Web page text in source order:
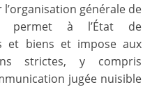
générale de
permet à l’État de
et biens et impose aux
strictes, y compris
jugée nuisible